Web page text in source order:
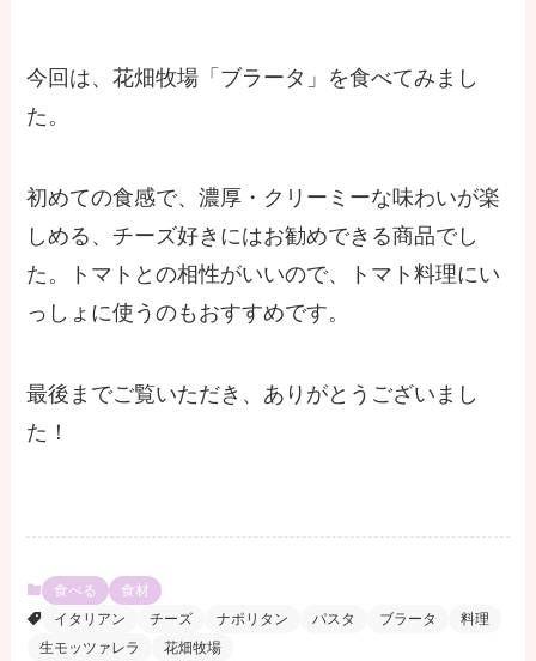
今回は、花畑牧場「ブラータ」を食べてみまし
た。
初めての食感で、濃厚・クリーミーな味わいが楽
しめる、チーズ好きにはお勧めできる商品でし
た。トマトとの相性がいいので、トマト料理にい
っしょに使うのもおすすめです。
最後までご覧いただき、ありがとうございまし
た！
食べる
食材
イタリアン
チーズ ナポリタン パスタ ブラータ
料理
生モッツァレラ
花畑牧場